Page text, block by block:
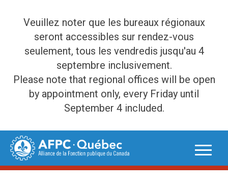
Veuillez noter que les bureaux régionaux
seront accessibles sur rendez-vous
seulement, tous les vendredis jusqu'au 4
septembre inclusivement.
Please note that regional offices will be open
by appointment only, every Friday until
September 4 included.
Skip
content